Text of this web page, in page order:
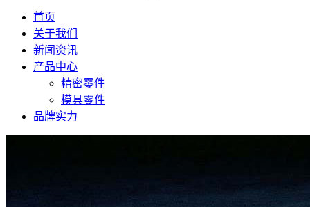
首页
关于我们
新闻资讯
产品中心
精密零件
模具零件
品牌实力